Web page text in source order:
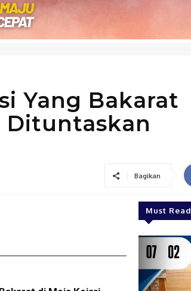
Yang Bakarat
Dituntaskan
Bagikan
Must Read